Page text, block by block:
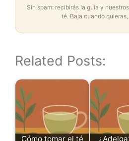
Sin spam: recibirás la guía y
té. Baja cuando
Related Posts:
Cómo tomar el té